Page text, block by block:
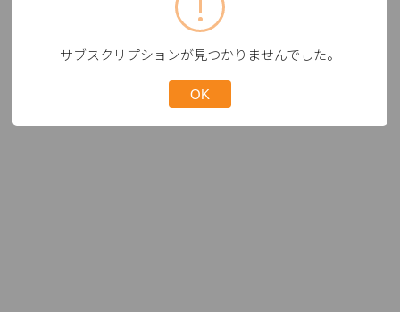
サブスクリプションが見つかりませんでした。
OK